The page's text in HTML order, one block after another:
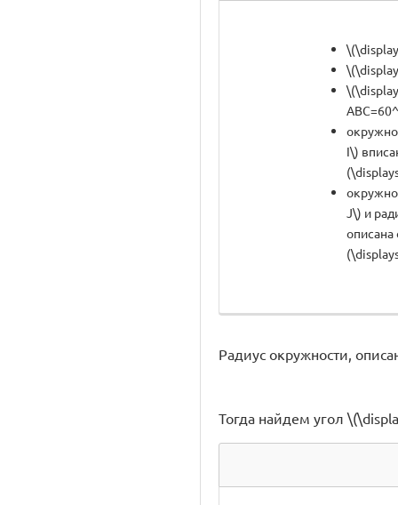
I\)
J\) и
описана
Радиус окружности,
Тогда найдем угол